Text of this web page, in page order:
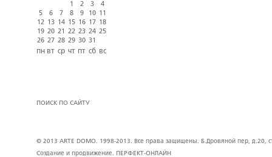
1
2 3
4
5
6 7 8 9 10
11
12 13 14 15 16 17
18
19 20 21 22 23 24 25
26 27 28 29 30 31
пн вт ср чт пт сб вс
ПОИСК ПО САЙТУ
© 2013 ARTE DOMO. 1998-2013. Все права защищены. Б.Дровяной пер, д.20,
Создание и продвижение.
ПЕРФЕКТ-ОНЛАЙН